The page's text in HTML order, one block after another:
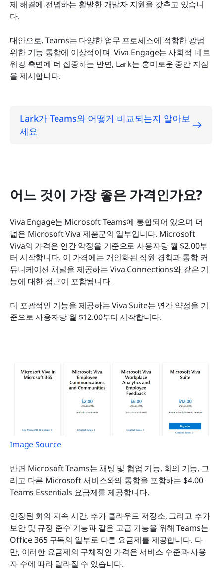
제 해결에 전념하는 활발한 개발자 지원을 갖추고 있습니
다.
대안으로, Teams는 다양한 업무 프로세스에 적합한 광범
위한 기능 통합에 이상적이며, Viva Engage는 사회적 네트
워킹 측면에 더 집중하는 반면, Lark는 흥미로운 중간 지점
을 제시합니다.
Lark가 Teams와 어떻게 비교되는지 알아보
세요
어느 것이 가장 좋은 가격인가요?
Viva Engage는 Microsoft Teams에 통합되어 있으며 더
넓은 Microsoft Viva 제품군의 일부입니다. Microsoft
Viva의 가격은 연간 약정을 기준으로 사용자당 월 $2.00부
터 시작합니다. 이 가격에는 개인화된 직원 경험과 통합 커
뮤니케이션 채널을 제공하는 Viva Connections와 같은 기
능에 대한 접근이 포함됩니다.
더 포괄적인 기능을 제공하는 Viva Suite는 연간 약정을 기
준으로 사용자당 월 $12.00부터 시작합니다.
Image Source
반면 Microsoft Teams는 채팅 및 협업 기능, 회의 기능, 그
리고 다른 Microsoft 서비스와의 통합을 포함하는 $4.00
Teams Essentials 요금제를 제공합니다.
연장된 회의 지속 시간, 추가 클라우드 저장소, 그리고 추가
보안 및 규정 준수 기능과 같은 고급 기능을 위해 Teams는
Office 365 구독의 일부로 다른 요금제를 제공합니다. 다
만, 이러한 요금제의 구체적인 가격은 서비스 수준과 사용
자 수에 따라 달라질 수 있습니다.